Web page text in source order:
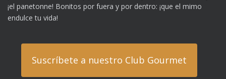
¡el panetonne! Bonitos por fuera y por dentro: ¡que el mimo
endulce tu vida!
Suscríbete a nuestro Club Gourmet